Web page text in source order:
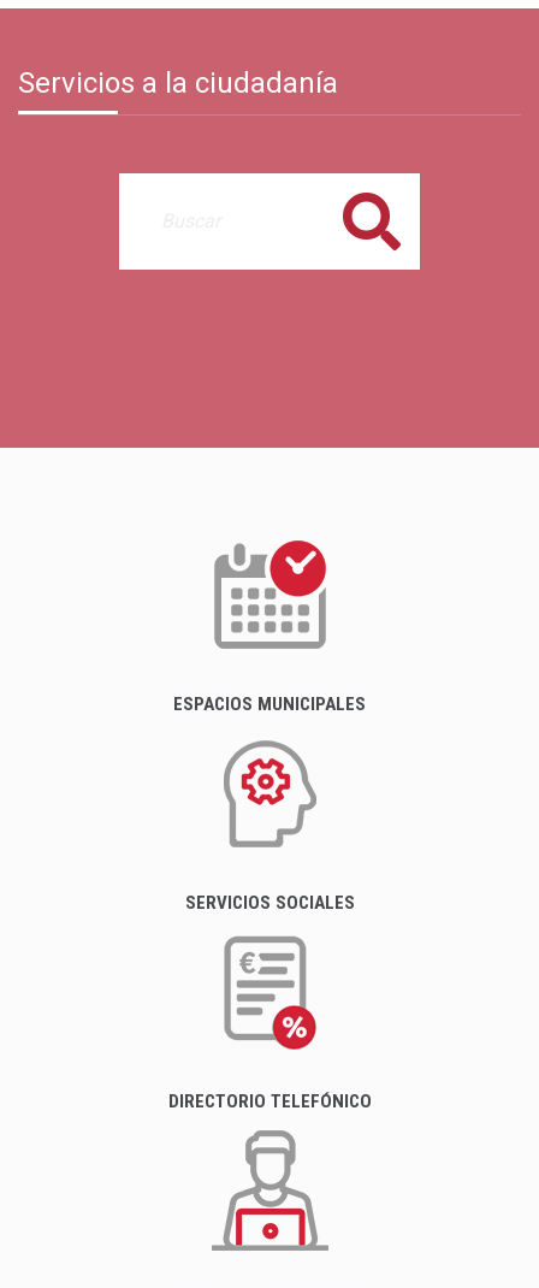
Servicios a la ciudadanía
Buscar
ESPACIOS MUNICIPALES
SERVICIOS SOCIALES
DIRECTORIO TELEFÓNICO